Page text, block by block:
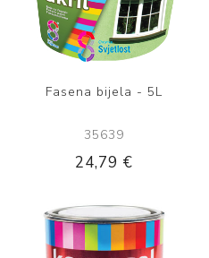
Fasena bijela - 5L
35639
24,79 €